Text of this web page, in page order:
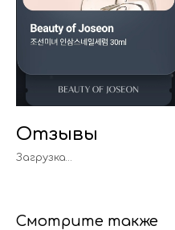
Отзывы
Загрузка…
Смотрите также